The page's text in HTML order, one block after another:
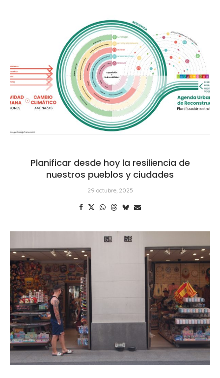
Planificar desde hoy la resiliencia de
nuestros pueblos y ciudades
29 octubre, 2025